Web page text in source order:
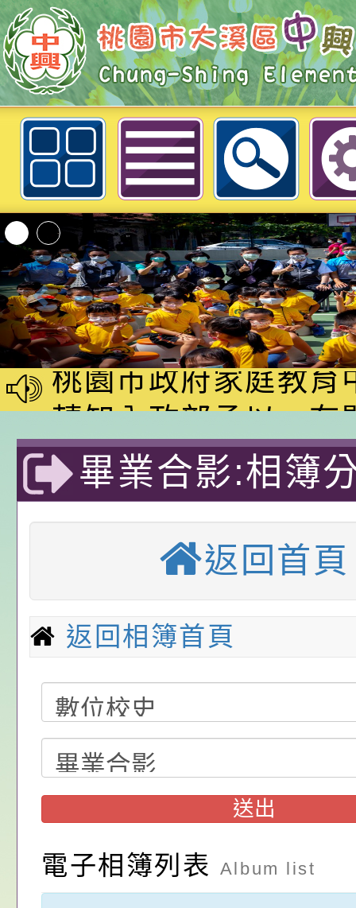
相簿分類：畢業合影
「2026桃園市孔廟
動—儒門初開 智慧
桃園市政府家庭教育
家8月課程資訊」、
電影營」、「祖孫樂
「愛『原原』不絕-
樂會」、「邁向下一
列講座及成長團體
轉知內政部函以，有
員會函釋公務員留職
赴陸應申請許可一案
中興國民小學115學
期第1次第7-9招代課
甄選公告
本校「115學年度國
校課程計畫」核定一
轉知教育部國民及學
辦理「115年度教育
前教育署辦理性別平
置課程與教學人才庫
畫」一案， 請教師
請，請查照。
公告:桃園市政府腸
施問答集
轉知:桃園市交通局
減碳存摺2.0」全民
桃園市政府家庭教育
年度祖孫樂淘桃－祖
祝活動」海報電子檔
位協助鼓勵所屬同仁
關（構）、學校、
名參加，請查照
轉知有關銓敘部建置
員退休所得重審後實
算器」，公立學校退
「2026桃園市孔廟
動—儒門初開 智慧
桃園市政府家庭教育
家8月課程資訊」、
電影營」、「祖孫樂
「愛『原原』不絕-
轉知內政部函以，
員會函釋公務員留職
赴陸應申請許可一案
中興國民小學115學
期第1次第7-9招代課
本校「115學年度國
畢業合影:相簿
業合影-優質教
返回首頁
返回相簿首頁
送出
電子相簿列表 Album list